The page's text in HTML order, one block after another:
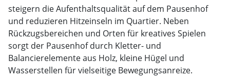
steigern die Aufenthaltsqualität auf dem Pausenhof
und reduzieren Hitzeinseln im Quartier. Neben
Rückzugsbereichen und Orten für kreatives Spielen
sorgt der Pausenhof durch Kletter- und
Balancierelemente aus Holz, kleine Hügel und
Wasserstellen für vielseitige Bewegungsanreize.